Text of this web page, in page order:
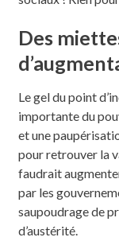
Des
Le gel du point
importante du
et une
pour retrouver la
faudrait
par les
saupoudrage de
d’austérité.